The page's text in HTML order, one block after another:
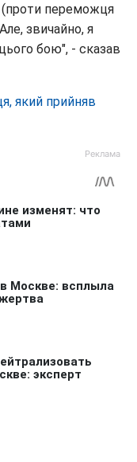
(проти переможця
звичайно, я
бою", - сказав
який прийняв